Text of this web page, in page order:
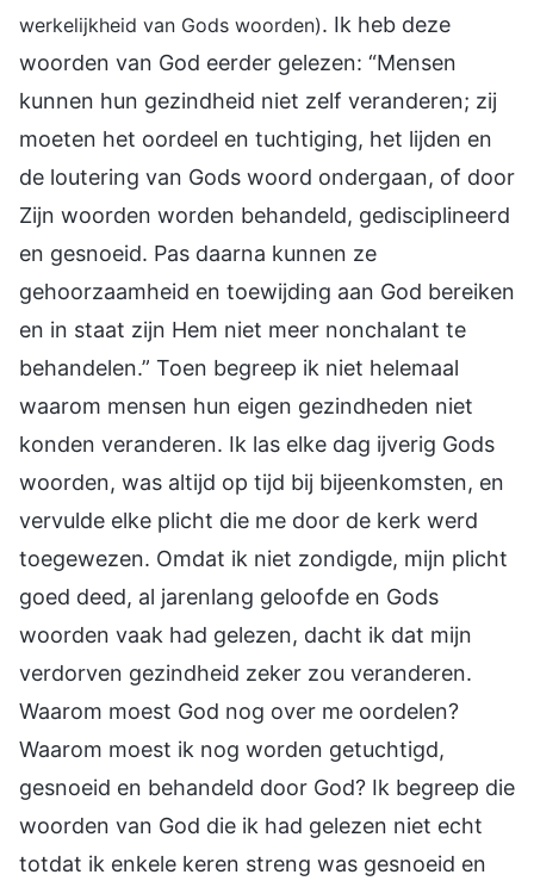
werkelijkheid van Gods woorden). Ik heb deze
woorden van God eerder gelezen: “Mensen
kunnen hun gezindheid niet zelf veranderen; zij
moeten het oordeel en tuchtiging, het lijden en
de loutering van Gods woord ondergaan, of door
Zijn woorden worden behandeld, gedisciplineerd
en gesnoeid. Pas daarna kunnen ze
gehoorzaamheid en toewijding aan God bereiken
en in staat zijn Hem niet meer nonchalant te
behandelen.” Toen begreep ik niet helemaal
waarom mensen hun eigen gezindheden niet
konden veranderen. Ik las elke dag ijverig Gods
woorden, was altijd op tijd bij bijeenkomsten, en
vervulde elke plicht die me door de kerk werd
toegewezen. Omdat ik niet zondigde, mijn plicht
goed deed, al jarenlang geloofde en Gods
woorden vaak had gelezen, dacht ik dat mijn
verdorven gezindheid zeker zou veranderen.
Waarom moest God nog over me oordelen?
Waarom moest ik nog worden getuchtigd,
gesnoeid en behandeld door God? Ik begreep die
woorden van God die ik had gelezen niet echt
totdat ik enkele keren streng was gesnoeid en